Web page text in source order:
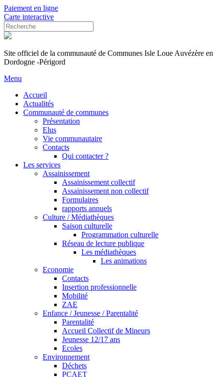
Paiement en ligne
Carte interactive
Site officiel de la communauté de Communes Isle Loue Auvézère en
Dordogne -Périgord
Menu
Accueil
Actualités
Communauté de communes
Présentation
Elus
Vie communautaire
Contacts
Qui contacter ?
Les services
Assainissement
Assainissement collectif
Assainissement non collectif
Formulaires
rapports annuels
Culture / Médiathèques
Saison culturelle
Programmation culturelle
Réseau de lecture publique
Les médiathèques
Les animations
Economie
Contacts
Insertion professionnelle
Mobilité
ZAE
Enfance / Jeunesse / Parentalité
Parentalité
Accueil Collectif de Mineurs
Jeunesse 12/17 ans
Ecoles
Environnement
Déchets
PCAET